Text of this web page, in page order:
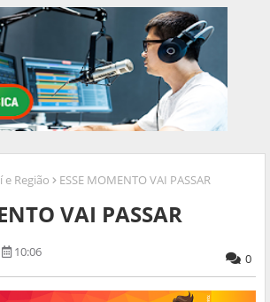
e Região ESSE MOMENTO VAI PASSAR
VAI PASSAR
10:06 0